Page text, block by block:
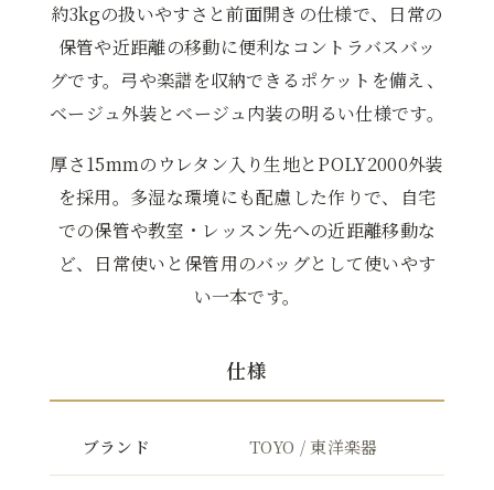
約3kgの扱いやすさと前面開きの仕様で、日常の
保管や近距離の移動に便利なコントラバスバッ
グです。弓や楽譜を収納できるポケットを備え、
ベージュ外装とベージュ内装の明るい仕様です。
厚さ15mmのウレタン入り生地とPOLY2000外装
を採用。多湿な環境にも配慮した作りで、自宅
での保管や教室・レッスン先への近距離移動な
ど、日常使いと保管用のバッグとして使いやす
い一本です。
仕様
ブランド TOYO / 東洋楽器